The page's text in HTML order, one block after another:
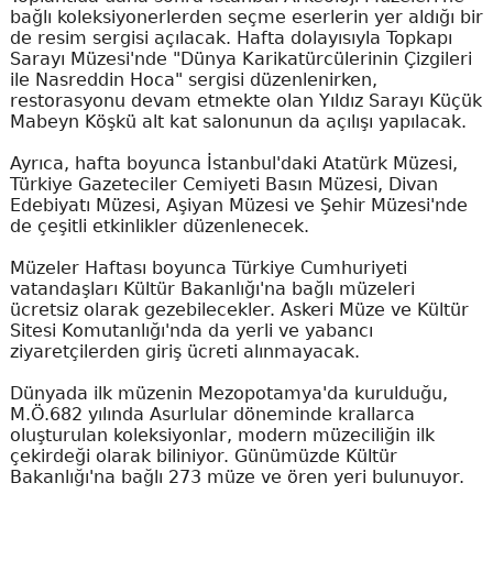
bağlı koleksiyonerlerden seçme eserlerin yer aldığı bir
de resim sergisi açılacak. Hafta dolayısıyla Topkapı
Sarayı Müzesi'nde "Dünya Karikatürcülerinin Çizgileri
ile Nasreddin Hoca" sergisi düzenlenirken,
restorasyonu devam etmekte olan Yıldız Sarayı Küçük
Mabeyn Köşkü alt kat salonunun da açılışı yapılacak.
Ayrıca, hafta boyunca İstanbul'daki Atatürk Müzesi,
Türkiye Gazeteciler Cemiyeti Basın Müzesi, Divan
Edebiyatı Müzesi, Aşiyan Müzesi ve Şehir Müzesi'nde
de çeşitli etkinlikler düzenlenecek.
Müzeler Haftası boyunca Türkiye Cumhuriyeti
vatandaşları Kültür Bakanlığı'na bağlı müzeleri
ücretsiz olarak gezebilecekler. Askeri Müze ve Kültür
Sitesi Komutanlığı'nda da yerli ve yabancı
ziyaretçilerden giriş ücreti alınmayacak.
Dünyada ilk müzenin Mezopotamya'da kurulduğu,
M.Ö.682 yılında Asurlular döneminde krallarca
oluşturulan koleksiyonlar, modern müzeciliğin ilk
çekirdeği olarak biliniyor. Günümüzde Kültür
Bakanlığı'na bağlı 273 müze ve ören yeri bulunuyor.